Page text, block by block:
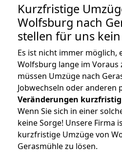
Kurzfristige
Wolfsburg nach
stellen für uns
Es ist nicht immer möglich,
Wolfsburg lange im Voraus
müssen Umzüge nach
Jobwechseln oder anderen
Veränderungen
Wenn Sie sich in einer
keine Sorge! Unsere Firma
kurzfristige Umzüge von
Gerasmühle zu lösen.